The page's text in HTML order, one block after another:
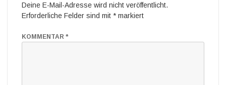
Deine E-Mail-Adresse wird nicht veröffentlicht.
Erforderliche Felder sind mit * markiert
KOMMENTAR *